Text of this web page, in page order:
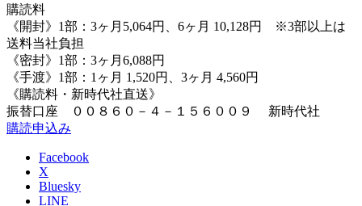
購読料
《開封》1部：3ヶ月5,064円、6ヶ月 10,128円 ※3部以上は
送料当社負担
《密封》1部：3ヶ月6,088円
《手渡》1部：1ヶ月 1,520円、3ヶ月 4,560円
《購読料・新時代社直送》
振替口座 ００８６０－４－１５６００９ 新時代社
購読申込み
Facebook
X
Bluesky
LINE